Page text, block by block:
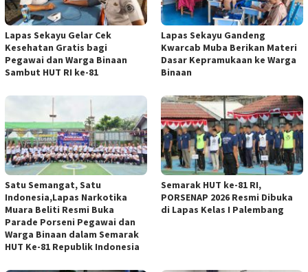
Lapas Sekayu Gelar Cek
Kesehatan Gratis bagi
Pegawai dan Warga Binaan
Sambut HUT RI ke-81
Lapas Sekayu Gandeng
Kwarcab Muba Berikan Materi
Dasar Kepramukaan ke Warga
Binaan
Satu Semangat, Satu
Indonesia,Lapas Narkotika
Muara Beliti Resmi Buka
Parade Porseni Pegawai dan
Warga Binaan dalam Semarak
HUT Ke-81 Republik Indonesia
Semarak HUT ke-81 RI,
PORSENAP 2026 Resmi Dibuka
di Lapas Kelas I Palembang